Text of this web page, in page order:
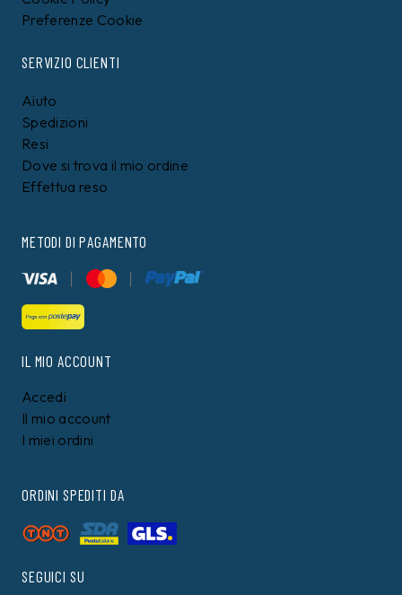
Preferenze Cookie
SERVIZIO CLIENTI
Aiuto
Spedizioni
Resi
Dove si trova il mio ordine
Effettua reso
METODI DI PAGAMENTO
IL MIO ACCOUNT
Accedi
Il mio account
I miei ordini
ORDINI SPEDITI DA
SEGUICI SU